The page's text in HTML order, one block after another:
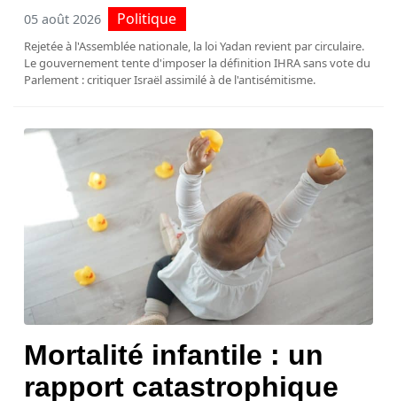
05 août 2026 Politique
Rejetée à l'Assemblée nationale, la loi Yadan revient par circulaire.
Le gouvernement tente d'imposer la définition IHRA sans vote du
Parlement : critiquer Israël assimilé à de l'antisémitisme.
Mortalité infantile : un
rapport catastrophique